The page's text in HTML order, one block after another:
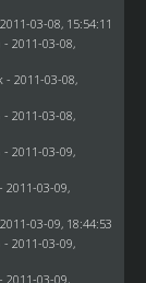
03-08, 15:54:11
- 2011-03-08,
- 2011-03-08,
- 2011-03-08,
- 2011-03-09,
2011-03-09,
03-09, 18:44:53
- 2011-03-09,
2011-03-09,